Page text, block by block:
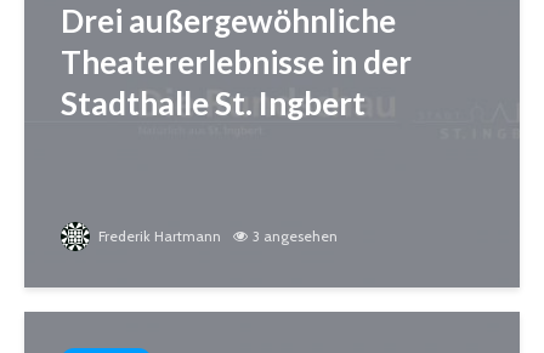
Drei außergewöhnliche
Theatererlebnisse in der
Stadthalle St. Ingbert
Frederik Hartmann 3 angesehen